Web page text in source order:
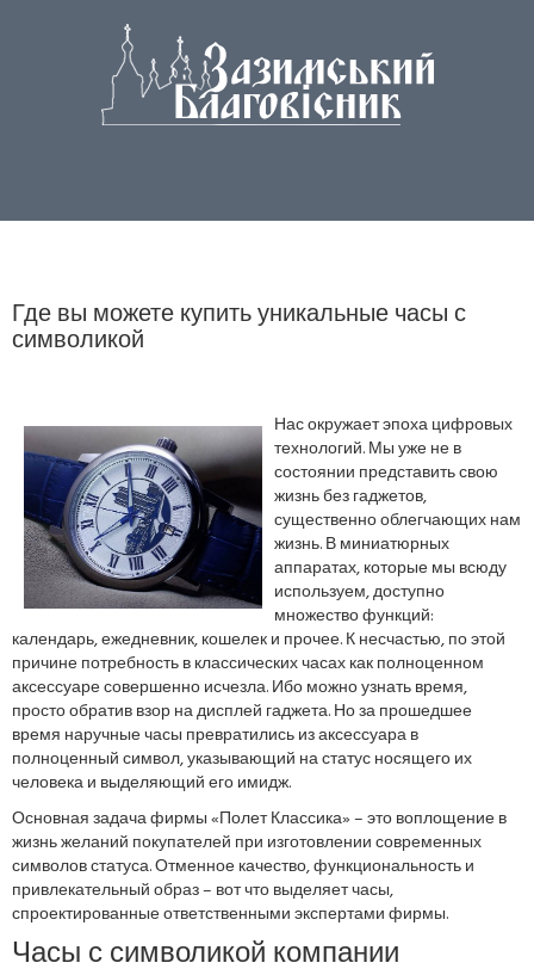
Где вы можете купить уникальные часы с
символикой
Нас окружает эпоха цифровых
технологий. Мы уже не в
состоянии представить свою
жизнь без гаджетов,
существенно облегчающих нам
жизнь. В миниатюрных
аппаратах, которые мы всюду
используем, доступно
множество функций:
календарь, ежедневник, кошелек и прочее. К несчастью, по этой
причине потребность в классических часах как полноценном
аксессуаре совершенно исчезла. Ибо можно узнать время,
просто обратив взор на дисплей гаджета. Но за прошедшее
время наручные часы превратились из аксессуара в
полноценный символ, указывающий на статус носящего их
человека и выделяющий его имидж.
Основная задача фирмы «Полет Классика» – это воплощение в
жизнь желаний покупателей при изготовлении современных
символов статуса. Отменное качество, функциональность и
привлекательный образ – вот что выделяет часы,
спроектированные ответственными экспертами фирмы.
Часы с символикой компании